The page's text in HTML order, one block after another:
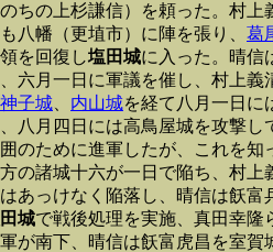
ちの上杉謙信）を頼った。村上
八幡（更埴市）に陣を張り、 葛
を回復し塩田城に入った。晴信
六月一日に軍議を催し、村上義
子城 内山城を経て八月一日に
八月四日には高鳥屋城を攻撃し
のために進軍したが、これを知
の諸城十六が一日で陥ち、村上
はあっけなく陥落し、晴信は飫
城で戦後処理を実施、真田幸隆
が南下、晴信は飫富虎昌を室賀